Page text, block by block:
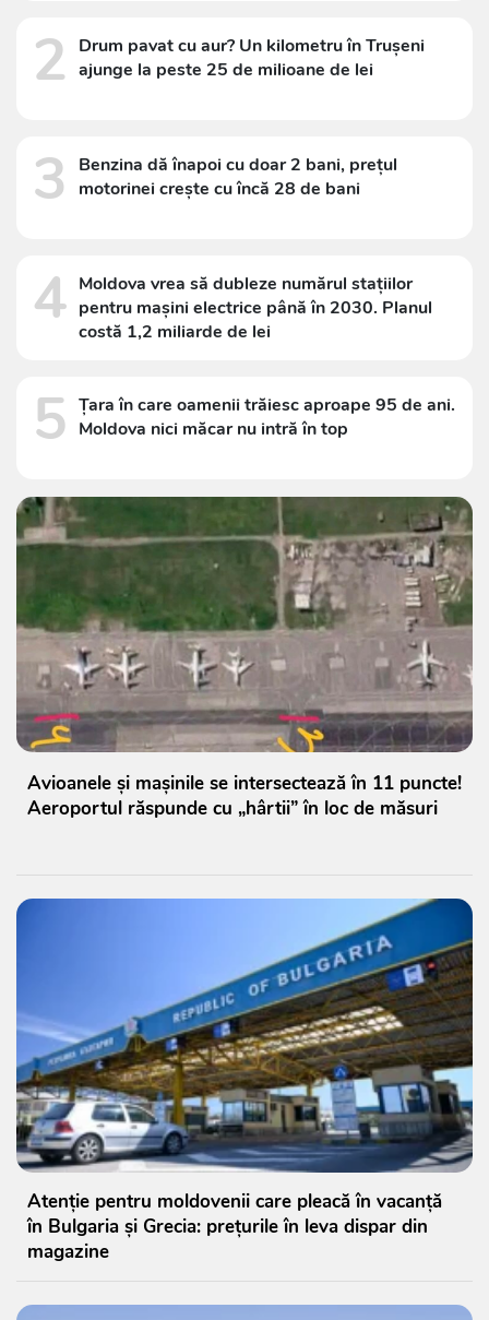
2
Drum pavat cu aur? Un kilometru în Trușeni
ajunge la peste 25 de milioane de lei
3
Benzina dă înapoi cu doar 2 bani, prețul
motorinei crește cu încă 28 de bani
4 Moldova vrea să dubleze numărul stațiilor
pentru mașini electrice până în 2030. Planul
costă 1,2 miliarde de lei
5 Țara în care oamenii trăiesc aproape 95 de ani.
Moldova nici măcar nu intră în top
Avioanele și mașinile se intersectează în 11 puncte!
Aeroportul răspunde cu „hârtii” în loc de măsuri
Atenție pentru moldovenii care pleacă în vacanță
în Bulgaria și Grecia: prețurile în leva dispar din
magazine